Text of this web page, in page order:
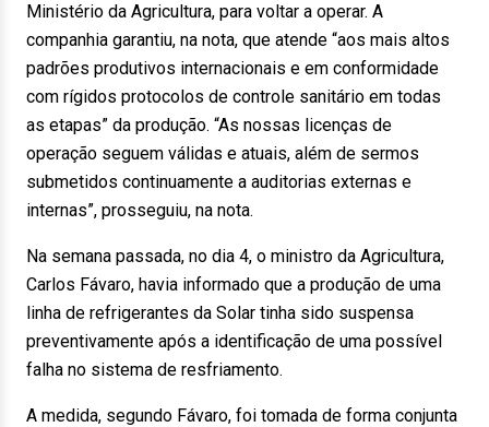
Ministério da Agricultura, para voltar a operar. A
companhia garantiu, na nota, que atende “aos mais altos
padrões produtivos internacionais e em conformidade
com rígidos protocolos de controle sanitário em todas
as etapas” da produção. “As nossas licenças de
operação seguem válidas e atuais, além de sermos
submetidos continuamente a auditorias externas e
internas”, prosseguiu, na nota.
Na semana passada, no dia 4, o ministro da Agricultura,
Carlos Fávaro, havia informado que a produção de uma
linha de refrigerantes da Solar tinha sido suspensa
preventivamente após a identificação de uma possível
falha no sistema de resfriamento.
A medida, segundo Fávaro, foi tomada de forma conjunta